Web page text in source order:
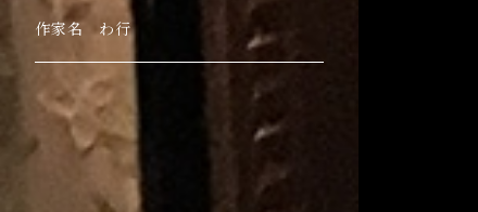
三谷拓也
みそら
松平一民
山田さやか
吉田然奈
YONCO
LIEN
Ray's YuCca
作家名 わ行